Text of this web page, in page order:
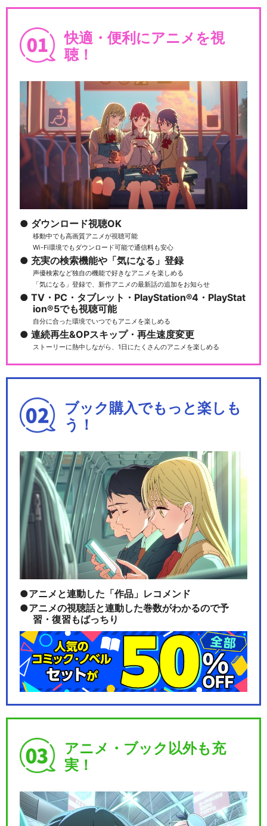
快適・便利にアニメを視
聴！
ダウンロード視聴OK
移動中でも高画質アニメが視聴可能
Wi-Fi環境でもダウンロード可能で通信料も安心
充実の検索機能や「気になる」登録
声優検索など独自の機能で好きなアニメを楽しめる
「気になる」登録で、新作アニメの最新話の追加をお知らせ
TV・PC・タブレット・PlayStation®4・PlayStat
ion®5でも視聴可能
自分に合った環境でいつでもアニメを楽しめる
連続再生&OPスキップ・再生速度変更
ストーリーに熱中しながら、1日にたくさんのアニメを楽しめる
ブック購入でもっと楽しも
う！
アニメと連動した「作品」レコメンド
アニメの視聴話と連動した巻数がわかるので予
習・復習もばっちり
アニメ・ブック以外も充
実！